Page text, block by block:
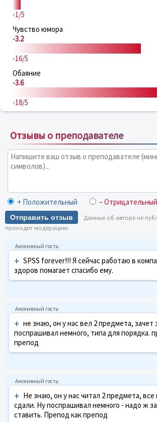
-1/5
Чувство юмора
-3.2
-16/5
Обаяние
-3.6
-18/5
Отзывы о преподавателе
+ Положительный – Отрицательный
Отправить отзыв
Данные об авторе не
проходит модерацию.
+ SPSS forever!!! Я сейчас работаю в
здоров помагает спасибо ему.
+ не знаю, он у нас вел 2 предмета, зачет
поспрашивал немного, типа для порядка.
препод
+ Не знаю, он у нас читал 2 предмета, все
сдали. Ну поспрашивал немного - надо ж
ставить. Препод как препод